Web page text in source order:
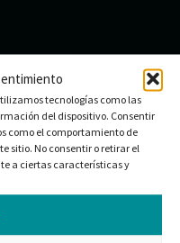
tecnologías como las
del dispositivo. Consentir
como el comportamiento de
sitio. No consentir o retirar el
a ciertas características y